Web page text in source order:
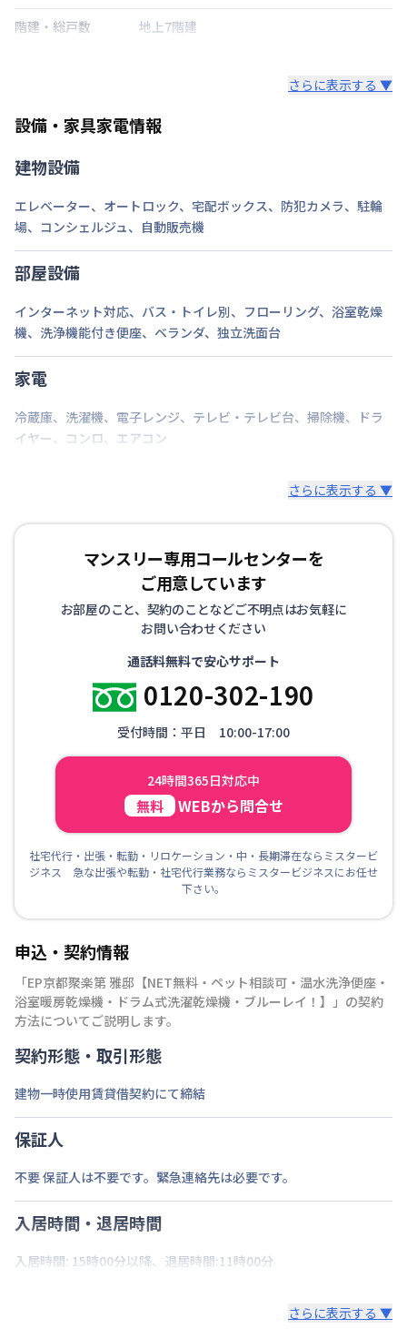
階建・総戸数
地上7階建
禁煙・喫煙
禁煙
京都市烏丸線京都駅徒歩10分
駐車場
次回更新日
情報更新日より14日以内
情報更新日 2026年7月27日
さらに表示する ▼
設備・家具家電情報
建物設備
エレベーター、 オートロック、 宅配ボックス、 防犯カメラ、 駐輪
場、 コンシェルジュ、 自動販売機
部屋設備
インターネット対応、 バス・トイレ別、 フローリング、 浴室乾燥
機、 洗浄機能付き便座、 ベランダ、 独立洗面台
家電
冷蔵庫、 洗濯機、 電子レンジ、 テレビ・テレビ台、 掃除機、
ドラ
イヤー、 コンロ、 エアコン
さらに表示する ▼
マンスリー専用コールセンターを
ご用意しています
お部屋のこと、契約のことなどご不明点はお気軽に
お問い合わせください
通話料無料で安心サポート
0120-302-190
受付時間：平日 10:00-17:00
24時間365日対応中
無料 WEBから問合せ
社宅代行・出張・転勤・リロケーション・中・長期滞在ならミスタービ
ジネス 急な出張や転勤・社宅代行業務ならミスタービジネスにお任せ
下さい。
申込・契約情報
「EP京都聚楽第 雅邸【NET無料・ペット相談可・温水洗浄便座・
浴室暖房乾燥機・ドラム式洗濯乾燥機・ブルーレイ！】
」の契約
方法についてご説明します。
契約形態・取引形態
建物一時使用賃貸借契約にて締結
保証人
不要 保証人は不要です。緊急連絡先は必要です。
入居時間・退居時間
入居時間: 15時00分以降、退居時間:11時00分
さらに表示する ▼